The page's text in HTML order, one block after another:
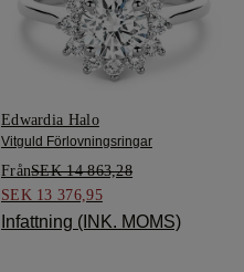
Edwardia Halo
Vitguld Förlovningsringar
FrånSEK 14 863,28
SEK 13 376,95
Infattning (INK. MOMS)